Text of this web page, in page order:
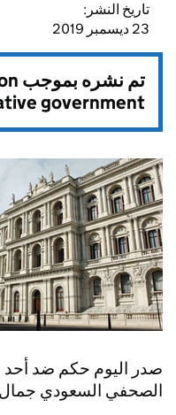
تاريخ النشر:
23 ديسمبر 2019
تم نشره بموجب
government
صدر اليوم حكم ضد أحد
الصحفي السعودي